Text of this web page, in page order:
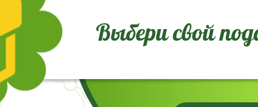
Выбери свой